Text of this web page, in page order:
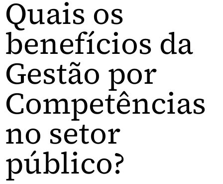
Quais os
benefícios da
Gestão por
Competências
no setor
público?